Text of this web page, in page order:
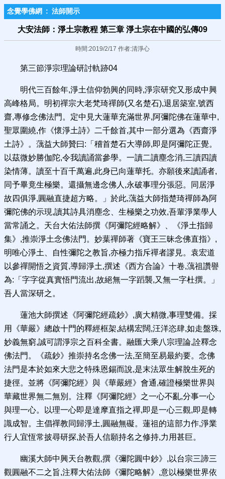
念覺學佛網 : 法師開示
大安法師：淨土宗教程 第三章 淨土宗在中國的弘傳09
時間:2019/2/17 作者:清淨心
第三節淨宗理論研討軌跡04
明代三百餘年,淨土信仰勃興的同時,淨宗研究又形成中興
高峰格局。明初禪宗大老梵琦禪師(又名楚石),退居築室,號西
齋,專修念佛法門。定中見大蓮華充滿世界,阿彌陀佛在蓮華中,
聖眾圍繞,作《懷淨土詩》二千餘首,其中一部分選為《西齋淨
土詩》。蕅益大師贊曰:「稽首楚石大導師,即是阿彌陀正覺。
以茲微妙勝伽陀,令我讀誦當參學。一讀二讀塵念消,三讀四讀
染情薄。讀至十百千萬遍,此身已向蓮華托。亦願後來讀誦者,
同予畢竟生極樂。還攝無邊念佛人,永破事理分張惡。同居淨
故四俱淨,圓融直捷超方略。」於此,蕅益大師指楚琦禪師為阿
彌陀佛的示現,讀其詩具消塵念、生極樂之功效,吾輩淨業學人
當常誦之。天台大佑法師撰《阿彌陀經略解》、《淨土指歸
集》,推崇淨土念佛法門。妙葉禪師著《寶王三昧念佛直指》,
明唯心淨土、自性彌陀之教旨,亦極力指斥禪者謬見。袁宏道
以參禪開悟之資質,導歸淨土,撰述《西方合論》十卷,蕅祖讚譽
為:「字字從真實悟門流出,故絕無一字蹈襲,又無一字杜撰。」
吾人當深研之。
蓮池大師撰述《阿彌陀經疏鈔》,廣大精微,事理雙備。採
用《華嚴》總啟十門的釋經框架,結構宏闊,汪洋恣肆,如走盤珠,
妙義無窮,誠可謂淨宗之百科全書。融匯大乘八宗理論,詮釋念
佛法門。《疏鈔》推崇持名念佛一法,至簡至易最約要。念佛
法門是本於如來大悲之特殊恩錫而說,是末法眾生解脫生死的
捷徑。並將《阿彌陀經》與《華嚴經》會通,確證極樂世界與
華藏世界無二無別。注釋《阿彌陀經》之一心不亂,分事一心
與理一心。以理一心即是達摩直指之禪,即是一心三觀,即是轉
識成智。主倡禪教同歸淨土,圓融無礙。蓮祖的這部力作,淨業
行人宜恆常披尋研探,於吾人信願持名之修持,力用甚巨。
幽溪大師中興天台教觀,撰《彌陀圓中鈔》,以台宗三諦三
觀圓融不二之旨,注釋大佑法師《彌陀略解》,意以極樂世界依